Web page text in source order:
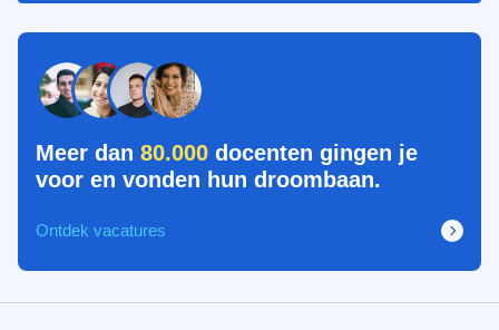
Meer dan 80.000 docenten gingen je
voor en vonden hun droombaan.
Ontdek vacatures